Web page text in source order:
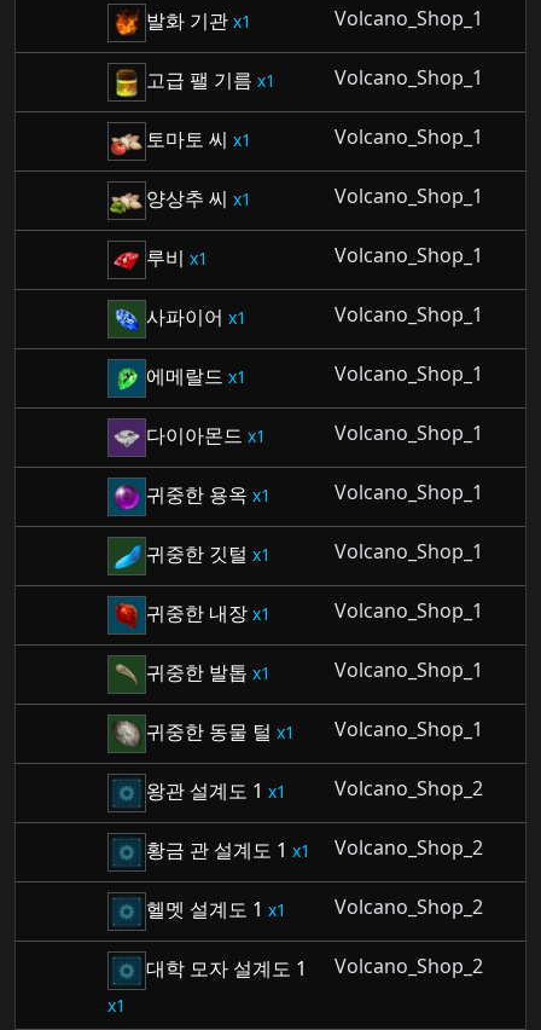
발화 기관 1 Volcano_Shop_1
고급 팰 기름 1 Volcano_Shop_1
토마토 씨 1 Volcano_Shop_1
양상추 씨 1 Volcano_Shop_1
루비 1 Volcano_Shop_1
사파이어 1 Volcano_Shop_1
에메랄드 1 Volcano_Shop_1
다이아몬드 1 Volcano_Shop_1
귀중한 용옥 1 Volcano_Shop_1
귀중한 깃털 1 Volcano_Shop_1
귀중한 내장 1 Volcano_Shop_1
귀중한 발톱 1 Volcano_Shop_1
귀중한 동물 털 1 Volcano_Shop_1
왕관 설계도 1 1 Volcano_Shop_2
황금 관 설계도 1 1 Volcano_Shop_2
헬멧 설계도 1 1 Volcano_Shop_2
대학 모자 설계도 1
1
Volcano_Shop_2